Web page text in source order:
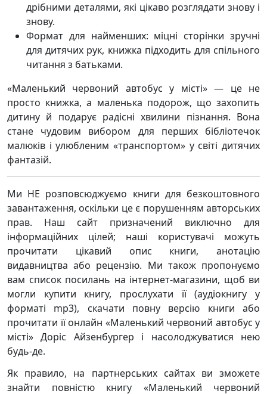
дрібними деталями, які цікаво розглядати знову і
знову.
Формат для найменших: міцні сторінки зручні
для дитячих рук, книжка підходить для спільного
читання з батьками.
«Маленький червоний автобус у місті» — це не
просто книжка, а маленька подорож, що захопить
дитину й подарує радісні хвилини пізнання. Вона
стане чудовим вибором для перших бібліотечок
малюків і улюбленим «транспортом» у світі дитячих
фантазій.
Ми НЕ розповсюджуємо книги для безкоштовного
завантаження, оскільки це є порушенням авторських
прав. Наш сайт призначений виключно для
інформаційних цілей; наші користувачі можуть
прочитати цікавий опис книги, анотацію
видавництва або рецензію. Ми також пропонуємо
вам список посилань на інтернет-магазини, щоб ви
могли купити книгу, прослухати її (аудіокнигу у
форматі mp3), скачати повну версію книги або
прочитати її онлайн «Маленький червоний автобус у
місті» Доріс Айзенбургер і насолоджуватися нею
будь-де.
Як правило, на партнерських сайтах ви зможете
знайти повністю книгу «Маленький червоний